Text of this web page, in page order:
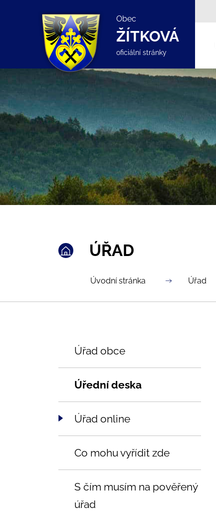
Obec
ŽÍTKOVÁ
oficiální stránky
ÚŘAD
Úvodní stránka Úřad
Úřad obce
Úřední deska
Úřad online
Co mohu vyřídit zde
S čím musím na pověřený
úřad